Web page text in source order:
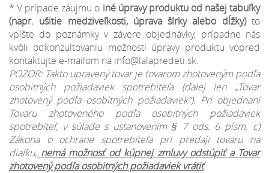
* V prípade záujmu o iné úpravy produktu od našej tabuľky
(napr. ušitie medziveľkosti, úprava šírky alebo dĺžky)to
vpíšte do poznámky v závere objednávky, prípadne nás
kvôli odkonzultovaniu možností úpravy produktu vopred
kontaktujte e-mailom na info@lalapredeti.sk.
POZOR: Takto upravený tovar je tovarom zhotoveným podľa
osobitných požiadaviek spotrebiteľa (ďalej len „Tovar
zhotovený podľa osobitných požiadaviek“). Pri objednaní
Tovaru zhotoveného podľa osobitných požiadaviek
spotrebiteľ, v súlade s ustanovením § 7 ods. 6 písm. c)
Zákona o ochrane spotrebiteľa pri predaji tovaru na
diaľku, nemá možnosť od kúpnej zmluvy odstúpiť a Tovar
zhotovený podľa osobitných požiadaviek vrátiť.